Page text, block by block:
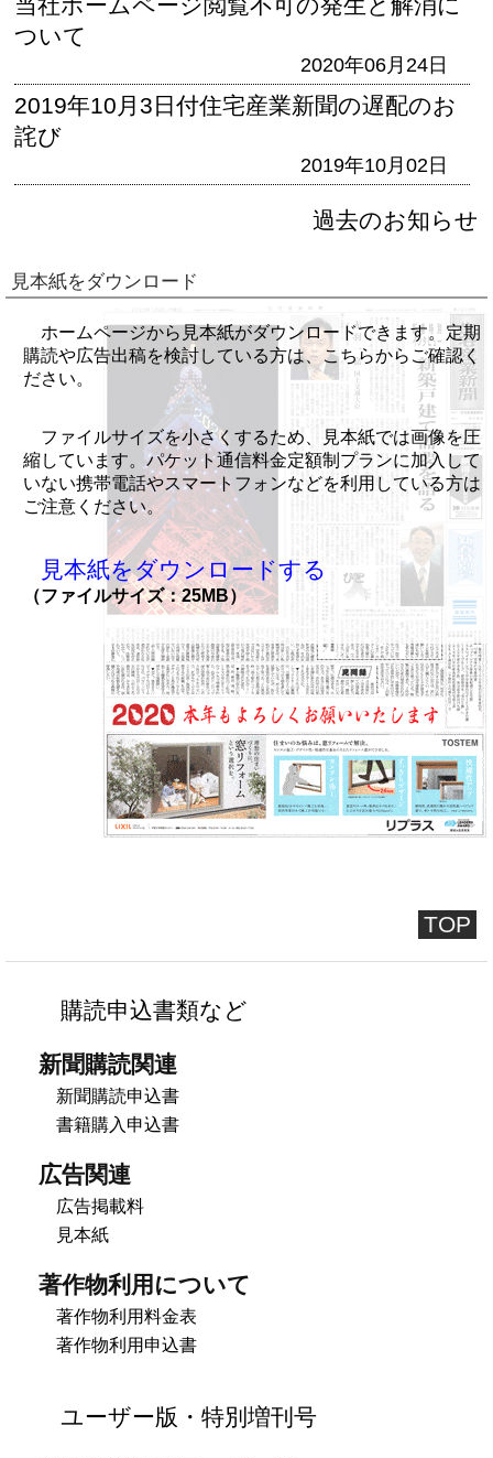
当社ホームページ閲覧不可の発生と解消に
ついて
2020年06月24日
2019年10月3日付住宅産業新聞の遅配のお
詫び
2019年10月02日
過去のお知らせ
見本紙をダウンロード
ホームページから見本紙がダウンロードできます。定期
購読や広告出稿を検討している方は、こちらからご確認く
ださい。
ファイルサイズを小さくするため、見本紙では画像を圧
縮しています。パケット通信料金定額制プランに加入して
いない携帯電話やスマートフォンなどを利用している方は
ご注意ください。
見本紙をダウンロードする
（ファイルサイズ：25MB）
TOP
購読申込書類など
新聞購読関連
新聞購読申込書
書籍購入申込書
広告関連
広告掲載料
見本紙
著作物利用について
著作物利用料金表
著作物利用申込書
ユーザー版・特別増刊号